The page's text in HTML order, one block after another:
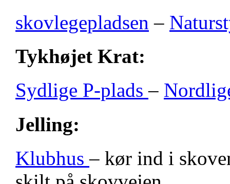
skovlegepladsen –
Tykhøjet Krat:
Sydlige P-plads–
Jelling:
Klubhus– kør ind i